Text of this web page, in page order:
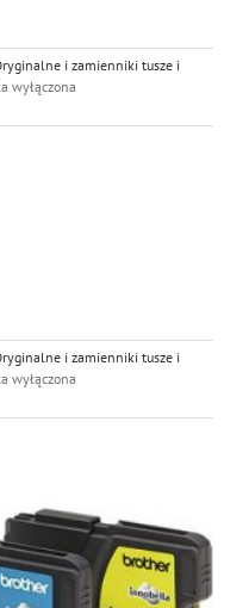
i zamienniki tusze i
wyłączona
i zamienniki tusze i
wyłączona